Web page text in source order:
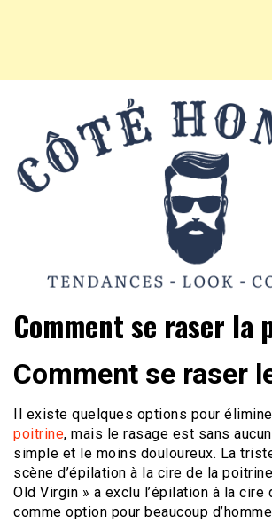
Côté Homme
vie pratique
Comment se raser la
Comment se raser
Il existe quelques options pour
poitrine, mais le rasage est sans
simple et le moins douloureux. La
scène d’épilation à la cire de la
Old Virgin » a exclu l’épilation à la cire
comme option pour beaucoup